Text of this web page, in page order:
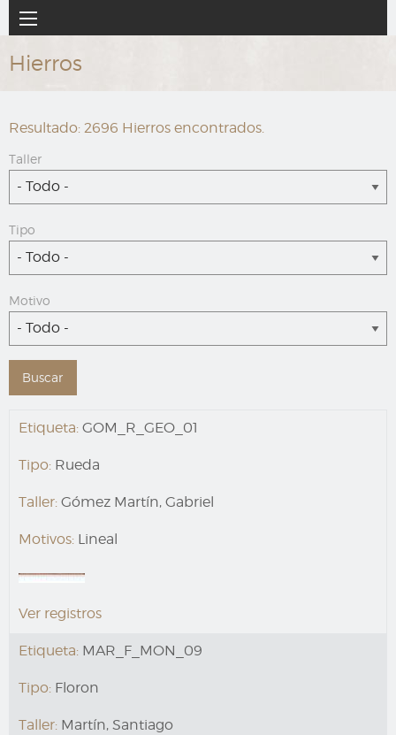
al
contenido
principal
Navegación
principal
Hierros
Resultado: 2696 Hierros encontrados.
Taller
- Todo -
Tipo
- Todo -
Motivo
- Todo -
Etiqueta: GOM_R_GEO_01
Tipo: Rueda
Taller: Gómez Martín, Gabriel
Motivos: Lineal
Ver registros
Etiqueta: MAR_F_MON_09
Tipo: Floron
Taller: Martín, Santiago